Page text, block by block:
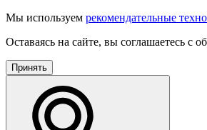
Мы используем рекомендательные
Оставаясь на сайте, вы соглашаетесь с
Принять